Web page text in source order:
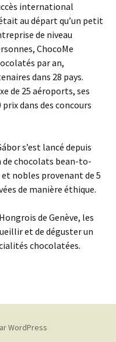
international
au départ qu’un petit
de niveau
ChocoMe
par an,
dans 28 pays.
de 25 aéroports, ses
dans des concours
s’est lancé depuis
de chocolats bean-to-
et nobles provenant de 5
de manière éthique.
de Genève, les
et de déguster un
chocolatées.
WordPress